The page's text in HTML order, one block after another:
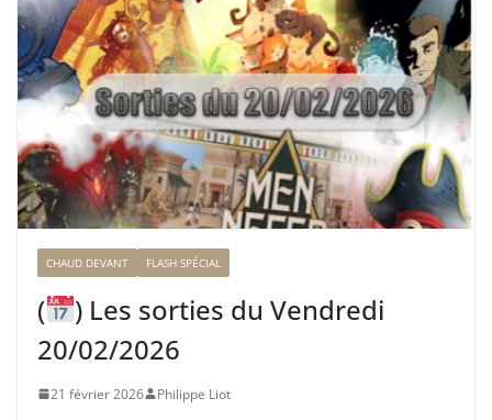
CHAUD DEVANT FLASH SPÉCIAL
(
) Les sorties du Vendredi
20/02/2026
21 février 2026 Philippe Liot